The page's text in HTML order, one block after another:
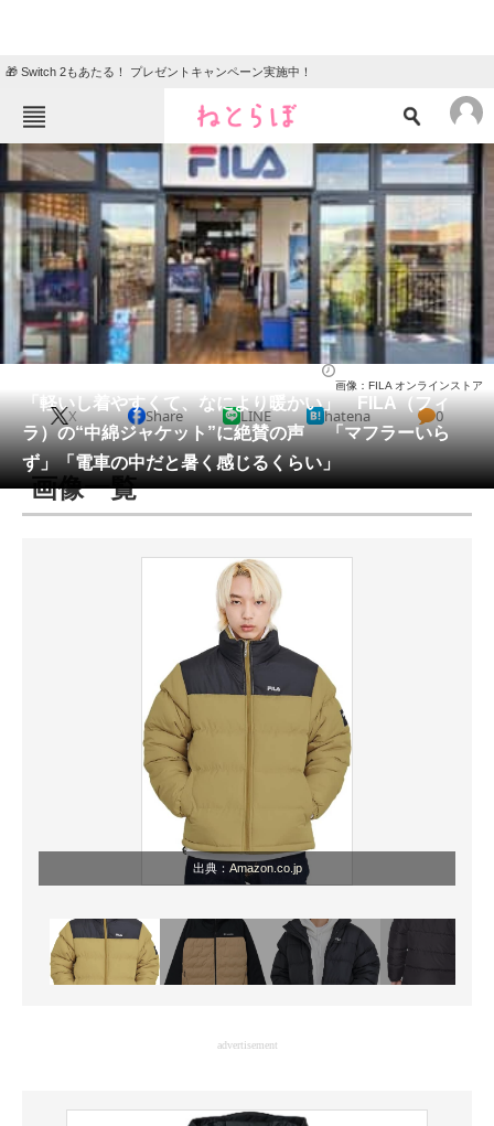
🎁 Switch 2もあたる！ プレゼントキャンペーン実施中！
ねとらぼメニュー
TOP ニュース
エンタメ クイズ
グルメ 地域
住まい 教育・育児
動物 リサーチ
会員記事
メディア
注目記事を集めた総合ページ
スマホと通信の最新トレンド
進化するPCとデバイスの未来
好きが集まる 比べて選べる
ビジネスと働き方のヒント
AI活用のいまが分かる
企業ITのトレンドを詳説
経営リーダーのコミュニティ
マーケ×ITの今がよく分かる
ITエンジニア向け専門サイト
製造業のIT導入・活用を支援
「軽いし着やすくて、なにより暖かい」 FILA（フィ
ラ）の“中綿ジャケット”に絶賛の声 「マフラーいら
ず」「電車の中だと暑く感じるくらい」
画像：FILA オンラインストア
X Share LINE hatena 0
画像一覧
出典： Amazon.co.jp
advertisement